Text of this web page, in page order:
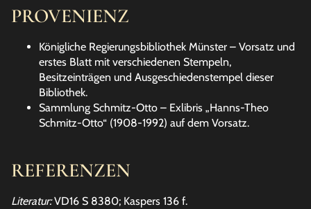
PROVENIENZ
Königliche Regierungsbibliothek Münster – Vorsatz und
erstes Blatt mit verschiedenen Stempeln,
Besitzeinträgen und Ausgeschiedenstempel dieser
Bibliothek.
Sammlung Schmitz-Otto – Exlibris „Hanns-Theo
Schmitz-Otto“ (1908-1992) auf dem Vorsatz.
REFERENZEN
Literatur:VD16 S 8380; Kaspers 136 f.